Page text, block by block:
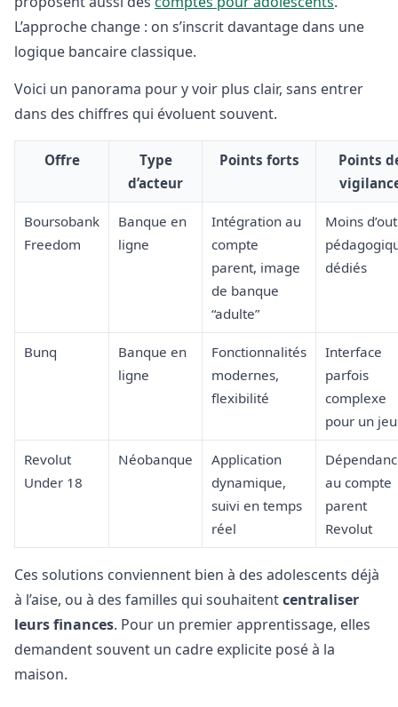
L’approche change : on s’inscrit davantage dans une
logique bancaire classique.
Voici un panorama pour y voir plus clair, sans entrer
dans des chiffres qui évoluent souvent.
Offre
Type
d’acteur
Points forts
Points
Boursobank
Freedom
Banque en
ligne
Intégration au
compte
parent, image
de banque
“adulte”
Moins
dédiés
Bunq
Banque en
ligne
Fonctionnalités
modernes,
flexibilité
Interface
parfois
complexe
pour un
Revolut
Under 18
Néobanque
Application
dynamique,
suivi en temps
réel
au compte
parent
Revolut
Ces solutions conviennent bien à des adolescents déjà
à l’aise, ou à des familles qui souhaitentcentraliser
leurs finances. Pour un premier apprentissage, elles
demandent souvent un cadre explicite posé à la
maison.